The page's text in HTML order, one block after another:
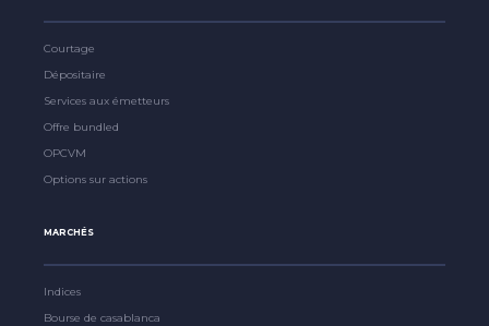
Courtage
Dépositaire
Services aux émetteurs
Offre bundled
OPCVM
Options sur actions
MARCHÉS
Indices
Bourse de casablanca